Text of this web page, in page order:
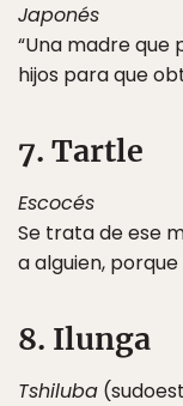
Japonés
“Una madre que
hijos para que
7. Tartle
Escocés
Se trata de ese
a alguien,
8. Ilunga
Tshiluba